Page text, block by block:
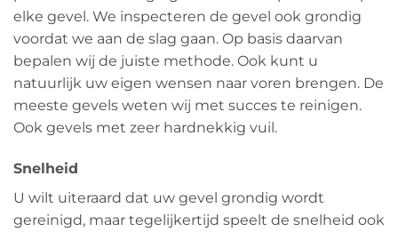
elke gevel. We inspecteren de gevel ook grondig
voordat we aan de slag gaan. Op basis daarvan
bepalen wij de juiste methode. Ook kunt u
natuurlijk uw eigen wensen naar voren brengen. De
meeste gevels weten wij met succes te reinigen.
Ook gevels met zeer hardnekkig vuil.
Snelheid
U wilt uiteraard dat uw gevel grondig wordt
gereinigd, maar tegelijkertijd speelt de snelheid ook